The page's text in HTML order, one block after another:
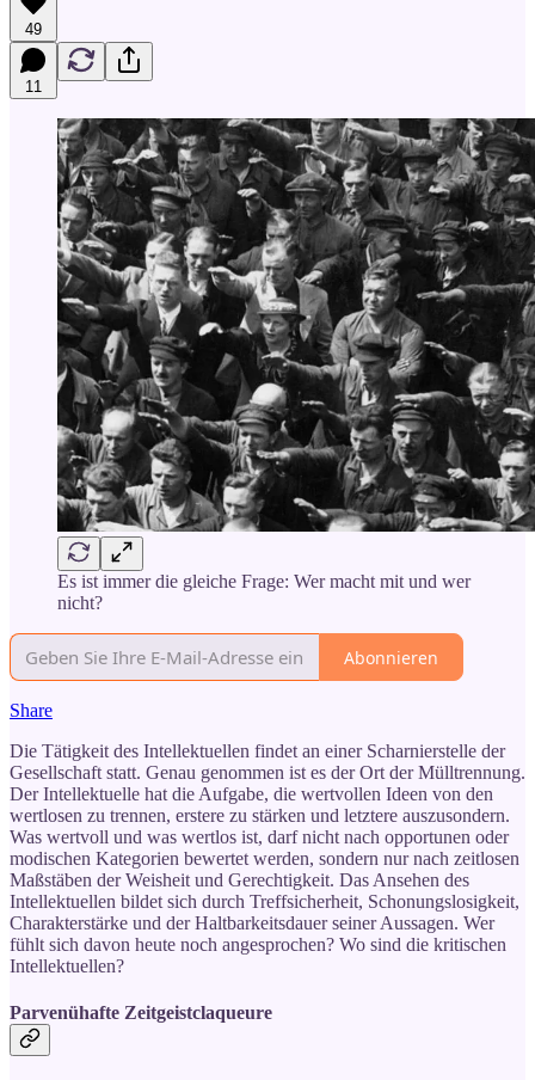
49
11
Es ist immer die gleiche Frage: Wer macht mit und wer
nicht?
Abonnieren
Share
Die Tätigkeit des Intellektuellen findet an einer Scharnierstelle der
Gesellschaft statt. Genau genommen ist es der Ort der Mülltrennung.
Der Intellektuelle hat die Aufgabe, die wertvollen Ideen von den
wertlosen zu trennen, erstere zu stärken und letztere auszusondern.
Was wertvoll und was wertlos ist, darf nicht nach opportunen oder
modischen Kategorien bewertet werden, sondern nur nach zeitlosen
Maßstäben der Weisheit und Gerechtigkeit. Das Ansehen des
Intellektuellen bildet sich durch Treffsicherheit, Schonungslosigkeit,
Charakterstärke und der Haltbarkeitsdauer seiner Aussagen. Wer
fühlt sich davon heute noch angesprochen? Wo sind die kritischen
Intellektuellen?
Parvenühafte Zeitgeistclaqueure